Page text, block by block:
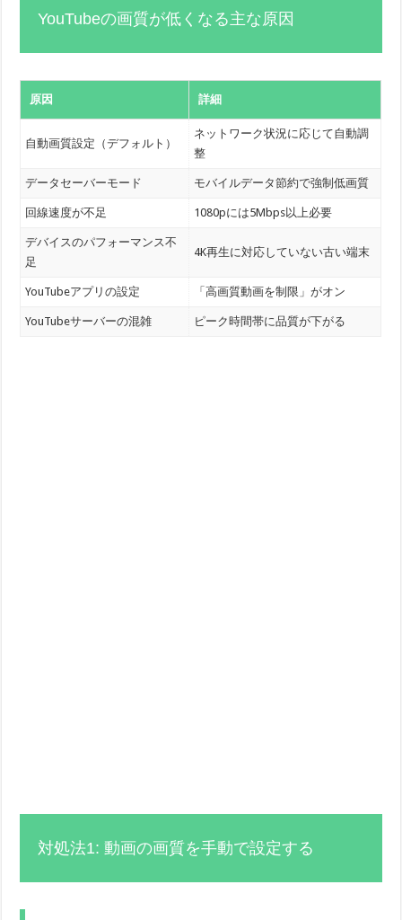
YouTubeの画質が低くなる主な原因
原因 詳細
自動画質設定（デフォルト）
ネットワーク状況に応じて自動調
整
データセーバーモード モバイルデータ節約で強制低画質
回線速度が不足 1080pには5Mbps以上必要
デバイスのパフォーマンス不
足
4K再生に対応していない古い端末
YouTubeアプリの設定 「高画質動画を制限」がオン
YouTubeサーバーの混雑 ピーク時間帯に品質が下がる
対処法1: 動画の画質を手動で設定する